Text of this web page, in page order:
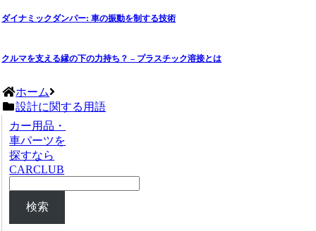
ダイナミックダンパー: 車の振動を制する技術
クルマを支える縁の下の力持ち？ – プラスチック溶接とは
ホーム
設計に関する用語
カー用品・
車パーツを
探すなら
CARCLUB
検索